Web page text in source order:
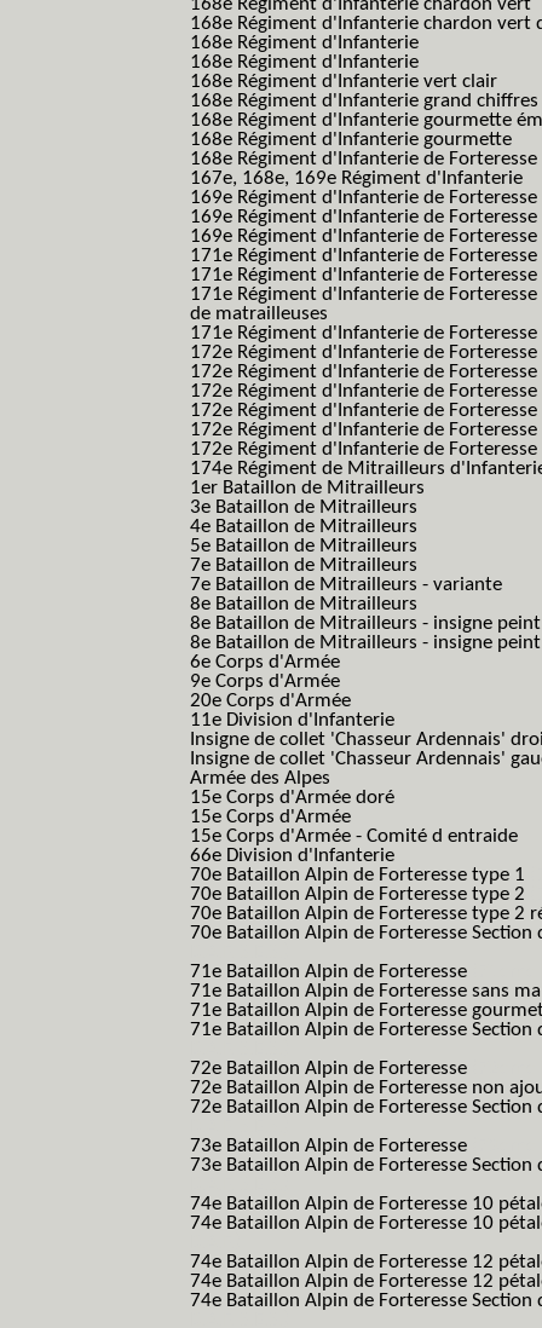
168e Régiment d'Infanterie chardon vert
168e Régiment d'Infanterie chardon vert
168e Régiment d'Infanterie
168e Régiment d'Infanterie
168e Régiment d'Infanterie vert clair
168e Régiment d'Infanterie grand chiffres
168e Régiment d'Infanterie gourmette
168e Régiment d'Infanterie gourmette
168e Régiment d'Infanterie de Forteresse
167e, 168e, 169e Régiment d'Infanterie
169e Régiment d'Infanterie de Forteresse
169e Régiment d'Infanterie de
169e Régiment d'Infanterie de
171e Régiment d'Infanterie de Forteresse
171e Régiment d'Infanterie de
171e Régiment d'Infanterie de
de matrailleuses
171e Régiment d'Infanterie de
172e Régiment d'Infanterie de Forteresse
172e Régiment d'Infanterie de Forteresse
172e Régiment d'Infanterie de
172e Régiment d'Infanterie de
172e Régiment d'Infanterie de
172e Régiment d'Infanterie de
174e Régiment de Mitrailleurs
1er Bataillon de Mitrailleurs
3e Bataillon de Mitrailleurs
4e Bataillon de Mitrailleurs
5e Bataillon de Mitrailleurs
7e Bataillon de Mitrailleurs
7e Bataillon de Mitrailleurs - variante
8e Bataillon de Mitrailleurs
8e Bataillon de Mitrailleurs - insigne peint
8e Bataillon de Mitrailleurs - insigne
6e Corps d'Armée
9e Corps d'Armée
20e Corps d'Armée
11e Division d'Infanterie
Insigne de collet 'Chasseur Ardennais'
Insigne de collet 'Chasseur Ardennais'
Armée des Alpes
15e Corps d'Armée doré
15e Corps d'Armée
15e Corps d'Armée - Comité d entraide
66e Division d'Infanterie
70e Bataillon Alpin de Forteresse type 1
70e Bataillon Alpin de Forteresse type 2
70e Bataillon Alpin de Forteresse type 2
70e Bataillon Alpin de Forteresse
71e Bataillon Alpin de Forteresse
71e Bataillon Alpin de Forteresse sans
71e Bataillon Alpin de Forteresse
71e Bataillon Alpin de Forteresse
72e Bataillon Alpin de Forteresse
72e Bataillon Alpin de Forteresse non
72e Bataillon Alpin de Forteresse
73e Bataillon Alpin de Forteresse
73e Bataillon Alpin de Forteresse
74e Bataillon Alpin de Forteresse 10
74e Bataillon Alpin de Forteresse 10
74e Bataillon Alpin de Forteresse 12
74e Bataillon Alpin de Forteresse 12
74e Bataillon Alpin de Forteresse